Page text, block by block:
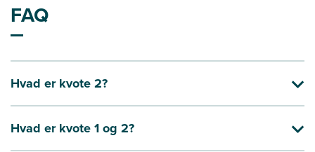
FAQ
Hvad er kvote 2?
Hvad er kvote 1 og 2?